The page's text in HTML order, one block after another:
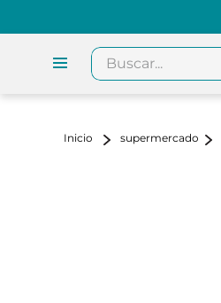
Buscar...
supermercado